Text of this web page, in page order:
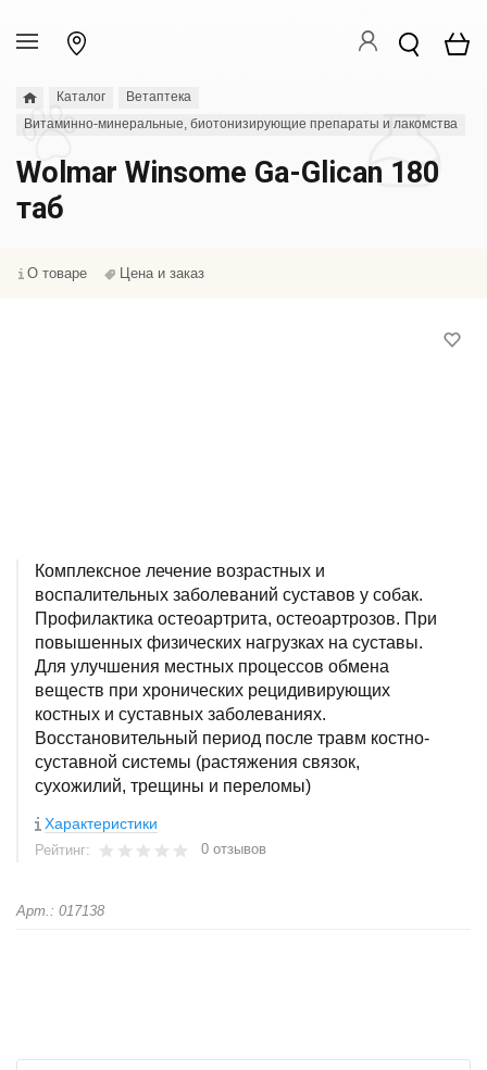
Каталог
Ветаптека
Витаминно-минеральные, биотонизирующие препараты и лакомства
Wolmar Winsome Ga-Glican 180
таб
О товаре Цена и заказ
Комплексное лечение возрастных и
воспалительных заболеваний суставов у собак.
Профилактика остеоартрита, остеоартрозов. При
повышенных физических нагрузках на суставы.
Для улучшения местных процессов обмена
веществ при хронических рецидивирующих
костных и суставных заболеваниях.
Восстановительный период после травм костно-
суставной системы (растяжения связок,
сухожилий, трещины и переломы)
Характеристики
Рейтинг: 0 отзывов
Арт.: 017138